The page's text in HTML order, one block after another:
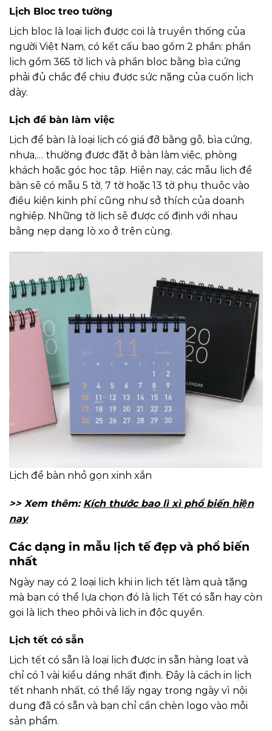
Lịch Bloc treo tường
Lịch bloc là loại lịch được coi là truyền thống của
người Việt Nam, có kết cấu bao gồm 2 phần: phần
lịch gồm 365 tờ lịch và phần bloc bằng bìa cứng
phải đủ chắc để chịu được sức nặng của cuốn lịch
dày.
Lịch để bàn làm việc
Lịch để bàn là loại lịch có giá đỡ bằng gỗ, bìa cứng,
nhựa,… thường được đặt ở bàn làm việc, phòng
khách hoặc góc học tập. Hiện nay, các mẫu lịch để
bàn sẽ có mẫu 5 tờ, 7 tờ hoặc 13 tờ phụ thuộc vào
điều kiện kinh phí cũng như sở thích của doanh
nghiệp. Những tờ lịch sẽ được cố định với nhau
bằng nẹp dạng lò xo ở trên cùng.
Lịch để bàn nhỏ gọn xinh xắn
>> Xem thêm: Kích thước bao lì xì phổ biến hiện
nay
Các dạng in mẫu lịch tế đẹp và phổ biến
nhất
Ngày nay có 2 loại lịch khi in lịch tết làm quà tặng
mà bạn có thể lựa chọn đó là lịch Tết có sẵn hay còn
gọi là lịch theo phôi và lịch in độc quyền.
Lịch tết có sẵn
Lịch tết có sẵn là loại lịch được in sẵn hàng loạt và
chỉ có 1 vài kiểu dáng nhất định. Đây là cách in lịch
tết nhanh nhất, có thể lấy ngay trong ngày vì nội
dung đã có sẵn và bạn chỉ cần chèn logo vào mỗi
sản phẩm.